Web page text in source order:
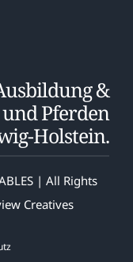
&
Pferden
Holstein.
| All Rights
Creatives